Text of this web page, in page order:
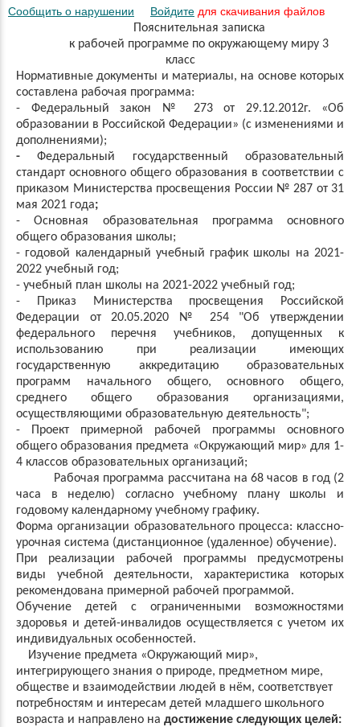
Сообщить о нарушении Войдите для скачивания файлов
Пояснительная записка
к рабочей программе по окружающему миру 3
класс
Нормативные документы и материалы, на основе которых
составлена рабочая программа:
- Федеральный закон № 273 от 29.12.2012г. «Об
образовании в Российской Федерации» (с изменениями и
дополнениями);
-Федеральный государственный образовательный
стандарт основного общего образования в соответствии с
приказом Министерства просвещения России № 287 от 31
мая 2021 года;
-Основная образовательная программа основного
общего образования школы;
- годовой календарный учебный график школы на 2021-
2022 учебный год;
- учебный план школы на 2021-2022 учебный год;
-
Приказ Министерства просвещения Российской
Федерации от 20.05.2020 № 254 "Об утверждении
федерального перечня учебников, допущенных к
использованию при реализации имеющих
государственную аккредитацию образовательных
программ начального общего, основного общего,
среднего общего образования организациями,
осуществляющими образовательную деятельность";
- Проект примерной рабочей программы основного
общего образования предмета «Окружающий мир» для 1-
4 классов образовательных организаций;
Рабочая программа рассчитана на 68 часов в год (2
часа в неделю) согласно учебному плану школы и
годовому календарному учебному графику.
Форма организации образовательного процесса: классно-
урочная система (дистанционное (удаленное) обучение).
При реализации рабочей программы предусмотрены
виды учебной деятельности, характеристика которых
рекомендована примерной рабочей программой.
Обучение детей с ограниченными возможностями
здоровья и детей-инвалидов осуществляется с учетом их
индивидуальных особенностей.
Изучение предмета «Окружающий мир»,
интегрирующего знания о природе, предметном мире,
обществе и взаимодействии людей в нём, соответствует
потребностям и интересам детей младшего школьного
возраста и направлено на достижение следующих целей: